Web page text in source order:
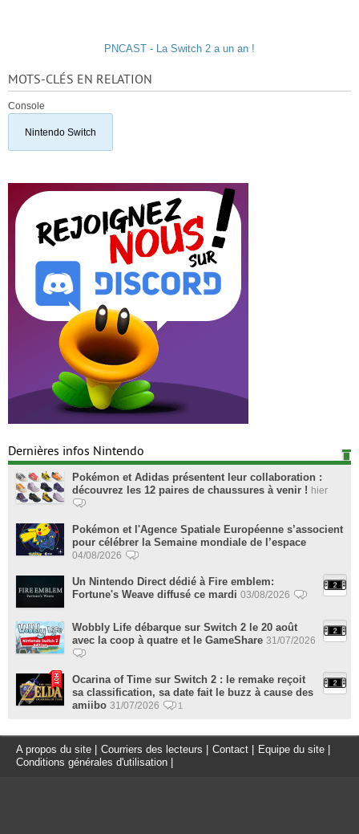
PNCAST - La Switch 2 a un an !
MOTS-CLÉS EN RELATION
Console
Nintendo Switch
Dernières infos Nintendo
Pokémon et Adidas présentent leur collaboration :
découvrez les 12 paires de chaussures à venir ! hier
Pokémon et l'Agence Spatiale Européenne s’associent
pour célébrer la Semaine mondiale de l’espace
04/08/2026
Un Nintendo Direct dédié à Fire emblem:
Fortune's Weave diffusé ce mardi 03/08/2026
Wobbly Life débarque sur Switch 2 le 20 août
avec la coop à quatre et le GameShare 31/07/2026
Ocarina of Time sur Switch 2 : le remake reçoit
sa classification, sa date fait le buzz à cause des
amiibo 31/07/2026 1
A propos du site Courriers des lecteurs Contact Equipe du site
Conditions générales d'utilisation